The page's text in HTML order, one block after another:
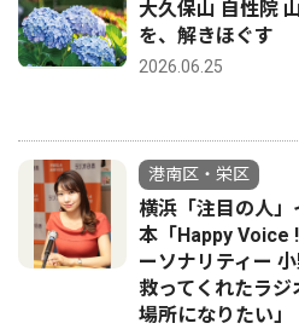
大久保山 自性院
を、解きほぐす
2026.06.25
港南区・栄区
横浜「注目の人
本「Happy Voice
ーソナリティー
救ってくれたラ
場所になりたい」